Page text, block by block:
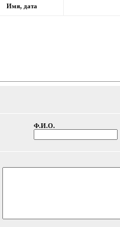
Имя, дата
Ф.И.О.